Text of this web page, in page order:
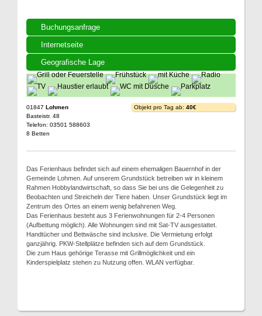
Buchungsanfrage
Internetseite
Geografische Lage
01847 Lohmen
Basteistr. 48
Telefon: 03501 588603
8 Betten
Objekt pro Tag ab: 40€
Das Ferienhaus befindet sich auf einem ehemaligen Bauernhof in der
Gemeinde Lohmen. Auf unserem Grundstück betreiben wir in kleinem
Rahmen Hobbylandwirtschaft, so dass Sie bei uns die Gelegenheit zu
Beobachten und Streicheln der Tiere haben. Unser Grundstück liegt im
Zentrum des Ortes an einem wenig befahrenen Weg.
Das Ferienhaus besteht aus 3 Ferienwohnungen für 2-4 Personen
(Aufbettung möglich). Alle Wohnungen sind mit Sat-TV ausgestattet.
Handtücher und Bettwäsche sind inclusive. Die Vermietung erfolgt
ganzjährig. PKW-Stellplätze befinden sich auf dem Grundstück.
Die zum Haus gehörige Terasse mit Grillmöglichkeit und ein
Kinderspielplatz stehen zu Nutzung offen. WLAN verfügbar.